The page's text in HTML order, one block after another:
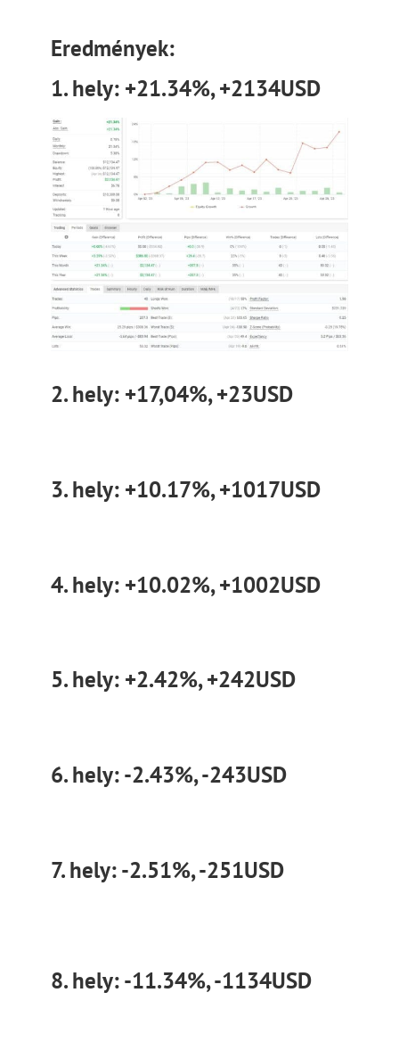
Eredmények:
1. hely: +21.34%, +2134USD
2. hely: +17,04%, +23USD
3. hely: +10.17%, +1017USD
4. hely: +10.02%, +1002USD
5. hely: +2.42%, +242USD
6. hely: -2.43%, -243USD
7. hely: -2.51%, -251USD
8. hely: -11.34%, -1134USD